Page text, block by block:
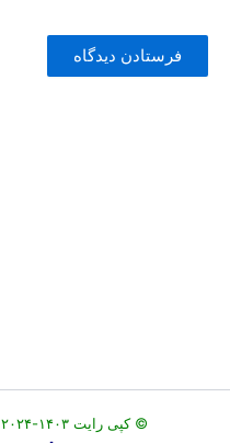
© کپی رایت ۱۴۰۳-۲۰۲۴ | تمامی حقوق محفوظ است.